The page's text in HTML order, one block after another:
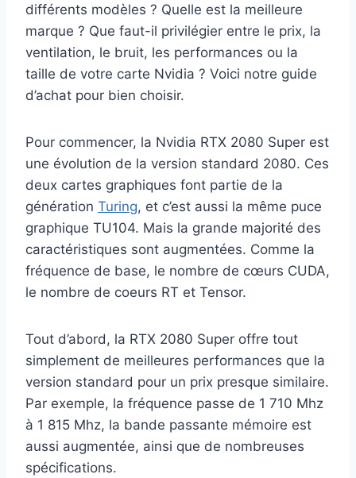
différents modèles ? Quelle est la meilleure
marque ? Que faut-il privilégier entre le prix, la
ventilation, le bruit, les performances ou la
taille de votre carte Nvidia ? Voici notre guide
d’achat pour bien choisir.
Pour commencer, la Nvidia RTX 2080 Super est
une évolution de la version standard 2080. Ces
deux cartes graphiques font partie de la
génération Turing, et c’est aussi la même puce
graphique TU104. Mais la grande majorité des
caractéristiques sont augmentées. Comme la
fréquence de base, le nombre de cœurs CUDA,
le nombre de coeurs RT et Tensor.
Tout d’abord, la RTX 2080 Super offre tout
simplement de meilleures performances que la
version standard pour un prix presque similaire.
Par exemple, la fréquence passe de 1 710 Mhz
à 1 815 Mhz, la bande passante mémoire est
aussi augmentée, ainsi que de nombreuses
spécifications.